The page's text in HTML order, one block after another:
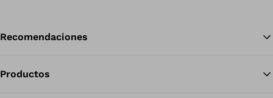
Recomendaciones
Productos